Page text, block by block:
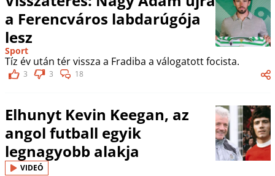
a Ferencváros labdarúgója
lesz
Sport
Tíz év után tér vissza a Fradiba a válogatott focista.
3 3 18
Elhunyt Kevin Keegan, az
angol futball egyik
legnagyobb alakja
VIDEÓ